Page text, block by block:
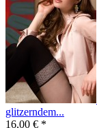
glitzerndem...
16,00 € *